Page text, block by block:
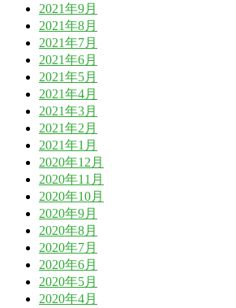
2021年9月
2021年8月
2021年7月
2021年6月
2021年5月
2021年4月
2021年3月
2021年2月
2021年1月
2020年12月
2020年11月
2020年10月
2020年9月
2020年8月
2020年7月
2020年6月
2020年5月
2020年4月